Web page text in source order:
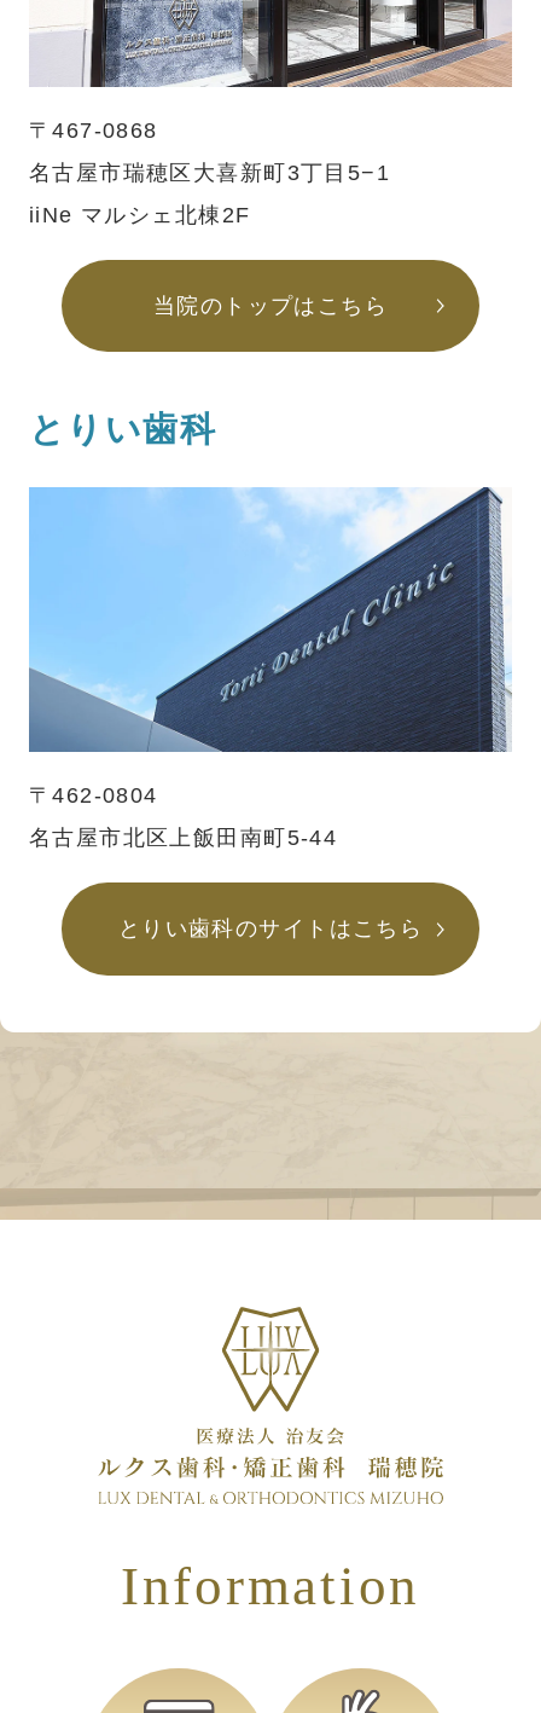
〒467-0868
名古屋市瑞穂区大喜新町3丁目5−1
iiNe マルシェ北棟2F
当院のトップはこちら
とりい歯科
〒462-0804
名古屋市北区上飯田南町5-44
とりい歯科のサイトはこちら
Information